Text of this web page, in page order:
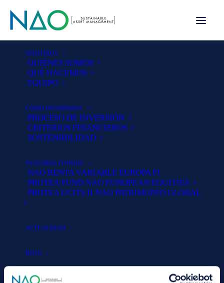
NOSOTROS
QUIÉNES SOMOS
QUÉ HACEMOS
EQUIPO
CÓMO INVERTIMOS
PROCESO DE INVERSIÓN
CRITERIOS FINANCIEROS
SOSTENIBILIDAD
NUESTROS FONDOS
NAO RENTA VARIABLE EUROPA FI
PROTEA FUND NAO EUROPEAN EQUITIES
PROTEA UCITS II NAO PATRIMONIO GLOBAL
ACTUALIDAD
BLOG
CONTACTO